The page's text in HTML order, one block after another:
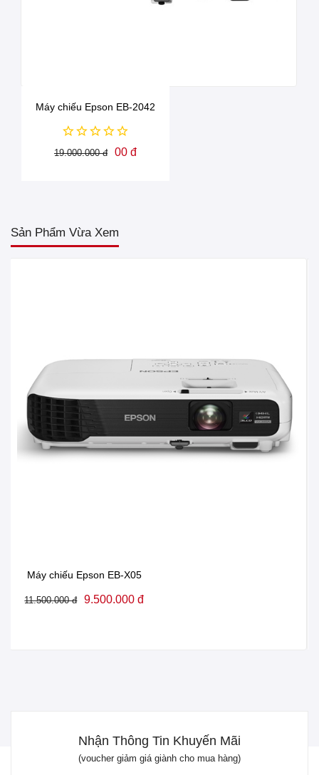
Máy chiếu Epson EB-2042
19.000.000 đ 00 đ
Sản Phẩm Vừa Xem
Máy chiếu Epson EB-X05
11.500.000 đ 9.500.000 đ
Nhận Thông Tin Khuyến Mãi
(voucher giảm giá giành cho mua hàng)